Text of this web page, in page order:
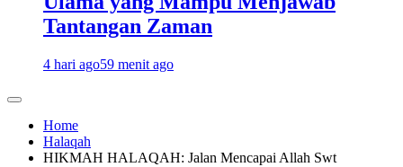
Tantangan Zaman
4 hari ago59 menit ago
Home
Halaqah
HIKMAH HALAQAH: Jalan Mencapai Allah Swt